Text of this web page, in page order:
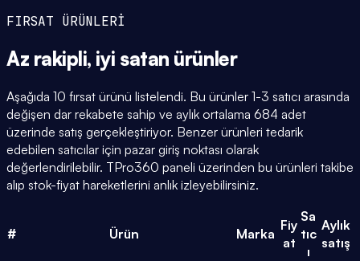
FIRSAT ÜRÜNLERİ
Az rakipli, iyi satan ürünler
Aşağıda 10 fırsat ürünü listelendi. Bu ürünler 1-3 satıcı arasında
değişen dar rekabete sahip ve aylık ortalama 684 adet
üzerinde satış gerçekleştiriyor. Benzer ürünleri tedarik
edebilen satıcılar için pazar giriş noktası olarak
değerlendirilebilir. TPro360 paneli üzerinden bu ürünleri takibe
alıp stok-fiyat hareketlerini anlık izleyebilirsiniz.
# Ürün Marka
Fiy
at
Sa
tıc
ı
Aylık
satış